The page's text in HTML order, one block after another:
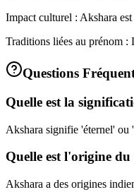
Impact culturel : Akshara
Traditions liées au prénom :
Questions
Quelle est la
Akshara signifie 'éternel' ou
Quelle est l'origine
Akshara a des origines